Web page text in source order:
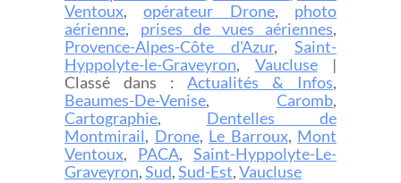
Ventoux,opérateur Drone, photo
aérienne, prises de vues aériennes,
Provence-Alpes-Côte d'Azur, Saint-
Hyppolyte-le-Graveyron, Vaucluse|
Classé dans :Actualités & Infos,
Beaumes-De-Venise, Caromb,
Cartographie, Dentelles de
Montmirail, Drone, Le Barroux, Mont
Ventoux, PACA, Saint-Hyppolyte-Le-
Graveyron,Sud,Sud-Est,Vaucluse